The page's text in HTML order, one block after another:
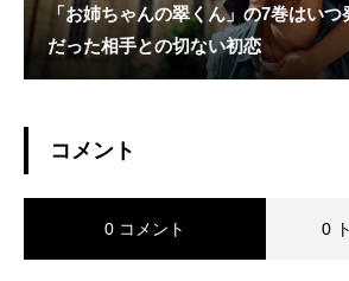
「お姉ちゃんの翠くん」の7巻はい
だった相手との切ない初恋
コメント
0 コメント 0